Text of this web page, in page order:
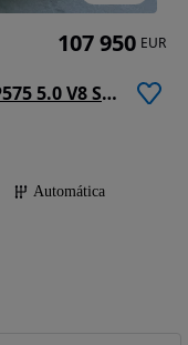
Land Rover Range Rover Sport P575 5.0 V8 SVR Carbon Edition
Automática
107 950 EUR